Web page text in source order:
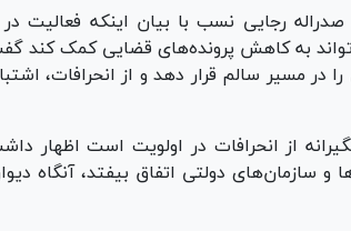
رجایی نسب با بیان اینکه فعالیت
به کاهش پرونده‌های قضایی کمک کند
را در مسیر سالم قرار دهد و از انحرافات،
از انحرافات در اولویت است اظهار
و سازمان‌های دولتی اتفاق بیفتد، آنگاه